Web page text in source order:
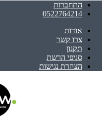
התחברות
0522764214
אודות
צרו קשר
תקנון
סניפי הרשת
הצהרת נגישות